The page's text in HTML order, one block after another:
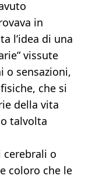
in
l’idea di una
vissute
o sensazioni,
che si
della vita
talvolta
o
coloro che le